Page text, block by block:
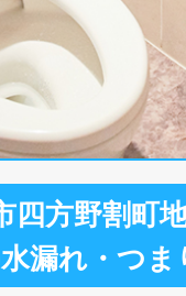
四方野割町
漏れ・つま